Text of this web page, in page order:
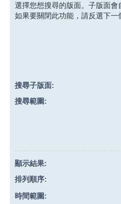
選擇您想搜尋的版面。子版面會
如果要關閉此功能，請反選下一
搜尋子版面:
搜尋範圍:
顯示結果:
排列順序:
時間範圍: